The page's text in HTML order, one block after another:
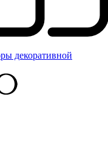
декоративной